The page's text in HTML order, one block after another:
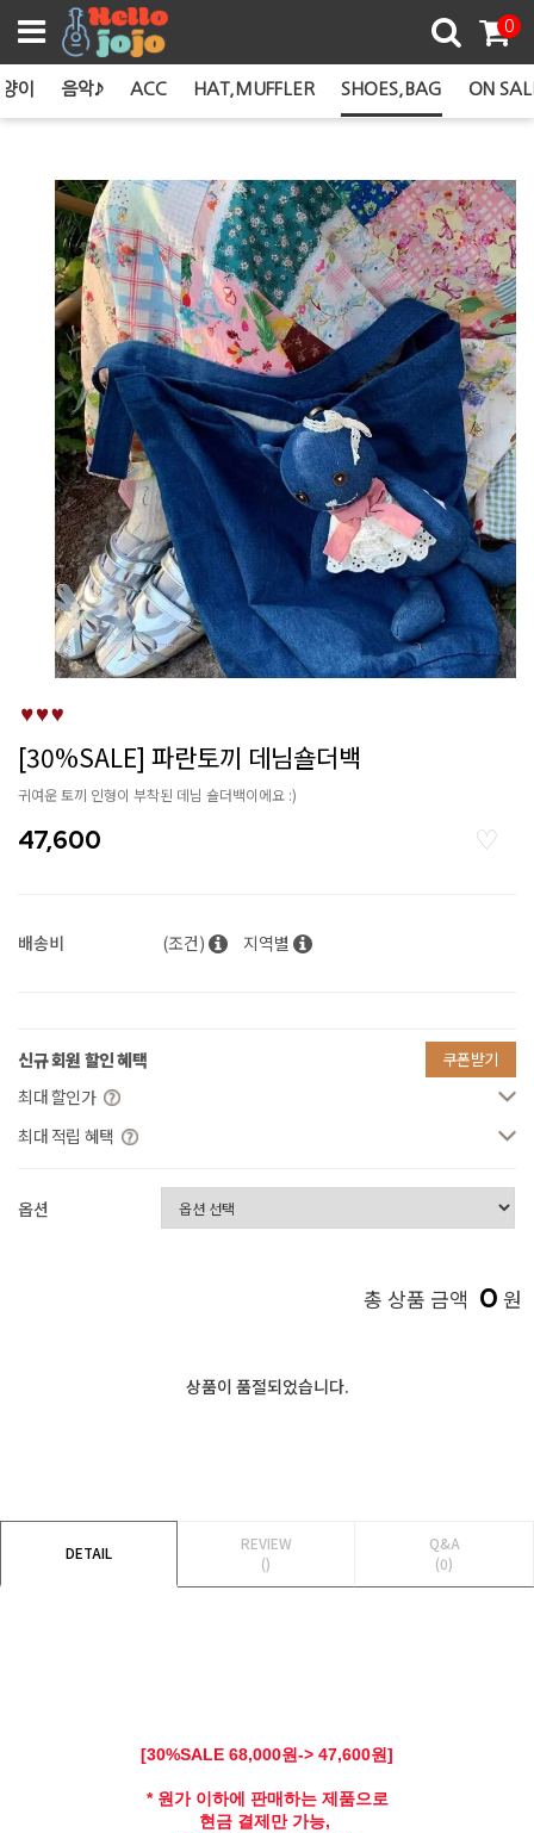
0
이 음악♪ ACC HAT,MUFFLER SHOES,BAG ON
[30%SALE] 파란토끼 데님숄더백
귀여운 토끼 인형이 부착된 데님 숄더백이에요 :)
47,600
배송비 (조건) 지역별
신규 회원 할인 혜택 쿠폰받기
최대 할인가
최대 적립 혜택
옵션
총 상품 금액 0 원
상품이 품절되었습니다.
DETAIL
REVIEW
()
Q&A
(0)
[30%SALE 68,000원-> 47,600원]
* 원가 이하에 판매하는 제품으로
현금 결제만 가능,